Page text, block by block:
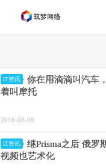
IT资讯
你在用滴滴叫汽车
着叫摩托
2016-08-08
IT资讯
继Prisma之后 俄罗
视频也艺术化